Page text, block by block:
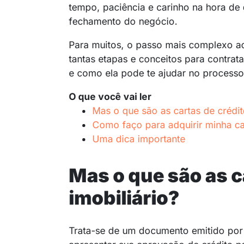
tempo, paciência e carinho na hora
fechamento do negócio.
Para muitos, o passo mais complexo
tantas etapas e conceitos para
e como ela pode te ajudar no
O que você vai ler
Mas o que são as cartas de
Como faço para adquirir minha
Uma dica importante
Mas o que são as
imobiliário?
Trata-se de um documento emitido